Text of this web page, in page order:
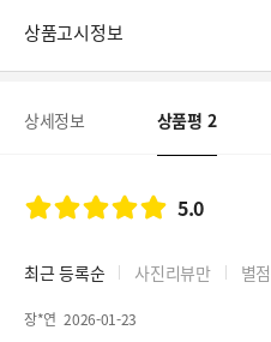
상품고시정보
상세정보 상품평 2
5.0
최근 등록순 사진리뷰만 별
장*연 2026-01-23